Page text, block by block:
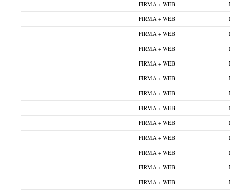
FIRMA + WEB
FIRMA + WEB
FIRMA + WEB
FIRMA + WEB
FIRMA + WEB
FIRMA + WEB
FIRMA + WEB
FIRMA + WEB
FIRMA + WEB
FIRMA + WEB
FIRMA + WEB
FIRMA + WEB
FIRMA + WEB